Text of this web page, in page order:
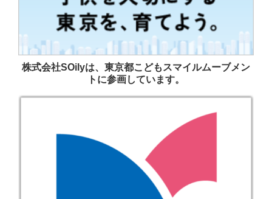
株式会社SOilyは、東京都こどもスマイルムーブメン
トに参画しています。